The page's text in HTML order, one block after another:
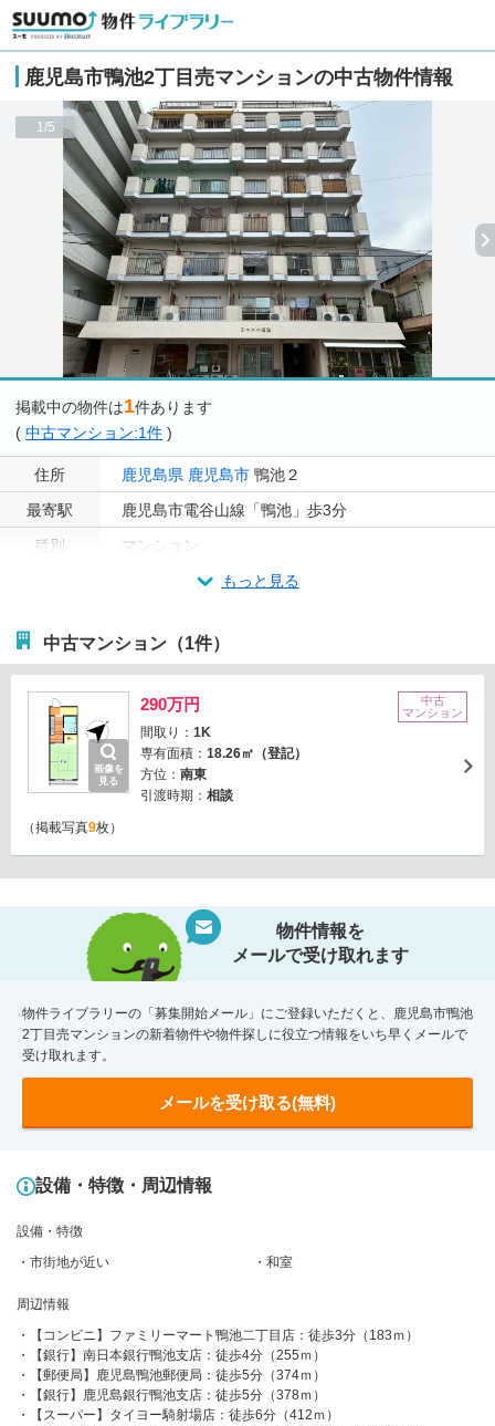
鹿児島市鴨池2丁目売マンションの中古物件情報
1/5
掲載中の物件は1件あります
( 中古マンション:1件 )
住所 鹿児島県 鹿児島市 鴨池２
最寄駅
鹿児島市電谷山線「鴨池」歩3分
種別
マンション
もっと見る
中古マンション（1件）
画像を
見る
290万円
間取り： 1K
専有面積： 18.26㎡（登記）
方位： 南東
引渡時期： 相談
中古
マンション
（掲載写真9枚）
物件情報を
メールで受け取れます
物件ライブラリーの「募集開始メール」にご登録いただくと、鹿児島市鴨池
2丁目売マンションの新着物件や物件探しに役立つ情報をいち早くメールで
受け取れます。
メールを受け取る(無料)
設備・特徴・周辺情報
設備・特徴
市街地が近い
和室
周辺情報
【コンビニ】ファミリーマート鴨池二丁目店：徒歩3分（183ｍ）
【銀行】南日本銀行鴨池支店：徒歩4分（255ｍ）
【郵便局】鹿児島鴨池郵便局：徒歩5分（374ｍ）
【銀行】鹿児島銀行鴨池支店：徒歩5分（378ｍ）
【スーパー】タイヨー騎射場店：徒歩6分（412ｍ）